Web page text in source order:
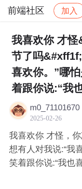
前端社区 加入
社区 前端社区
我喜欢你 才
节了吗
喜欢你。”哪
着跟你说:“我
m0_71101670
2025-02-26
我喜欢你 才怪，
想有人对我说:“我
笑着跟你说:“我也